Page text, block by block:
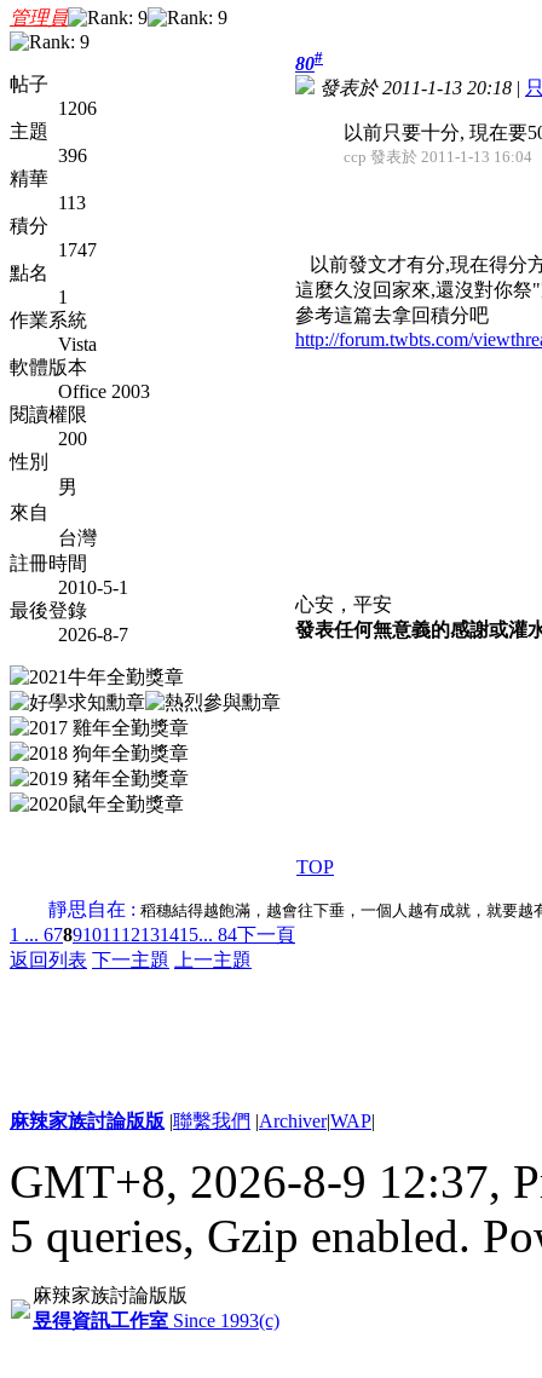
管理員
帖子
1206
主題
396
精華
113
積分
1747
點名
1
作業系統
Vista
軟體版本
Office 2003
閱讀權限
200
性別
男
來自
台灣
註冊時間
2010-5-1
最後登錄
2026-8-7
80#
發表於 2011-1-13 20:18 |
以前只要十分, 現在要
ccp 發表於 2011-1-13 16:04
以前發文才有分,現在得分
這麼久沒回家來,還沒對你祭
參考這篇去拿回積分吧
http://forum.twbts.com/
心安，平安
發表任何無意義的感謝或灌
TOP
靜思自在 : 稻穗結得越飽滿，越會往下垂，一個人越有成就，就要越
1 ... 67891011 12131415... 84下一頁
返回列表 下一主題 上一主題
麻辣家族討論版版 |聯繫我們 |Archiver|WAP|
GMT+8, 2026-8-9 12:37,
5 queries, Gzip enabled.
麻辣家族討論版版
昱得資訊工作室 Since 1993(c)